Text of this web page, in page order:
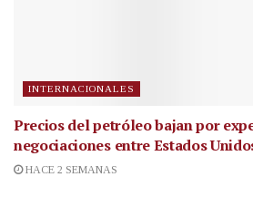
INTERNACIONALES
Precios del petróleo bajan por
negociaciones entre Estados
HACE 2 SEMANAS